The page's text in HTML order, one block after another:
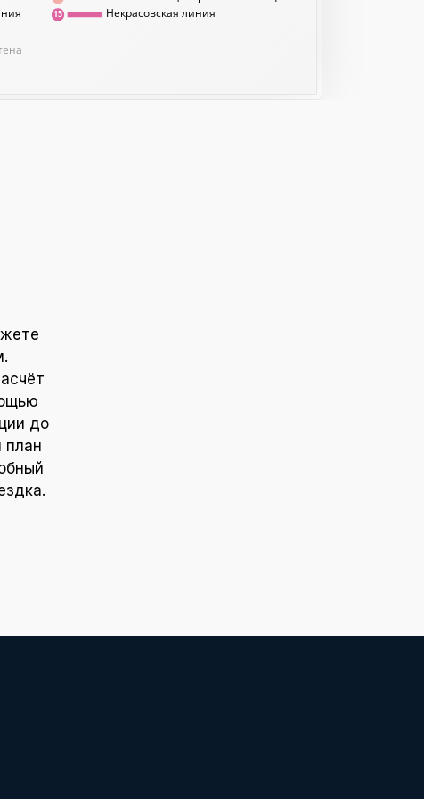
15 Некрасовская линия
до
план